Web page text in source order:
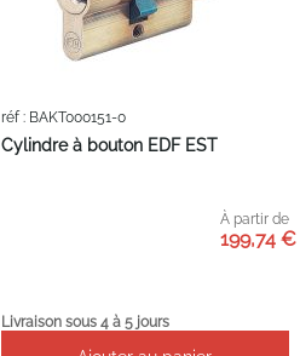
Cylindre à bouton EDF EST
réf : BAKT000151-0
À partir de
199,74 €
Livraison sous 4 à 5 jours